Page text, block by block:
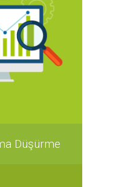
Düşürme